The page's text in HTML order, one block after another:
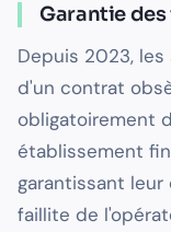
Garantie
Depuis 2023,
d'un contrat
obligatoirement
établissement
garantissant
faillite de